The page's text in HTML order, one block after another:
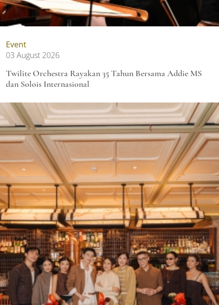
Event
03 August 2026
Twilite Orchestra Rayakan 35 Tahun Bersama Addie MS
dan Solois Internasional